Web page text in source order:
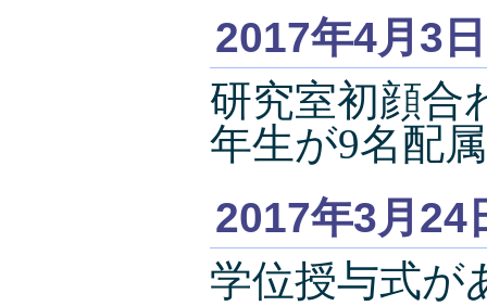
2017年4月3日
研究室初顔合
年生が9名配
2017年3月24
学位授与式が